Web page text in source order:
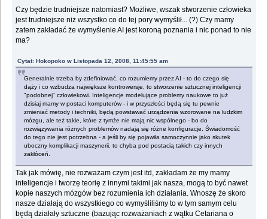
Czy będzie trudniejsze natomiast? Możliwe, wszak stworzenie człowieka
jest trudniejsze niż wszystko co do tej pory wymyślił... (?) Czy mamy
zatem zakładać że wymyślenie AI jest koroną poznania i nic ponad to nie
ma?
Cytat: Hokopoko w Listopada 12, 2008, 11:45:55 am
Generalnie trzeba by zdefiniować, co rozumiemy przez AI - to do czego się
dąży i co wzbudza największe kontrowersje, to stworzenie sztucznej inteligencji
"podobnej" człowiekowi. Inteligencje modelujące problemy naukowe to już
dzisiaj mamy w postaci komputerów - i w przyszłości będą się tu pewnie
zmieniać metody i techniki, będą powstawać urządzenia wzorowane na ludzkim
mózgu, ale też takie, które z tymże nie mają nic wspólnego - bo do
rozwiązywania różnych problemów nadają się różne konfiguracje. Świadomość
do tego nie jest potrzebna - a jeśli by się pojawiła samoczynnie jako skutek
uboczny komplikacji maszynerii, to chyba pod postacią takich czy innych
zakłóceń.
Tak jak mówię, nie rozważam czym jest itd, zakładam że my mamy
inteligencje i tworzę teorię z innymi takimi jak nasza, mogą to być nawet
kopie naszych mózgów bez rozumienia ich działania. Wnoszę że skoro
nasze działają do wszystkiego co wymyśliliśmy to w tym samym celu
będą działały sztuczne (bazując rozważaniach z wątku Cetariana o